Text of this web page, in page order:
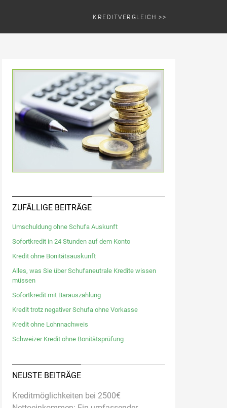
KREDITVERGLEICH >>
ZUFÄLLIGE BEITRÄGE
Umschuldung ohne Schufa Auskunft
Sofortkredit in 24 Stunden auf dem Konto
Kredit ohne Bonitätsauskunft
Alles, was Sie über Schufaneutrale Kredite wissen
müssen
Sofortkredit mit Barauszahlung
Kredit trotz negativer Schufa ohne Vorkasse
Kredit ohne Lohnnachweis
Schweizer Kredit ohne Bonitätsprüfung
NEUSTE BEITRÄGE
Kreditmöglichkeiten bei 2500€